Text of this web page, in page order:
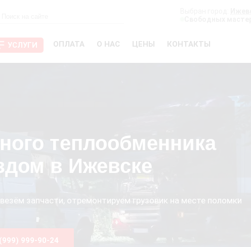
УСЛУГИ ОПЛАТА О НАС ЦЕНЫ КОНТАКТЫ
теплообменника
в Ижевске
запчасти, отремонтируем грузовик на месте поломки
999-90-24